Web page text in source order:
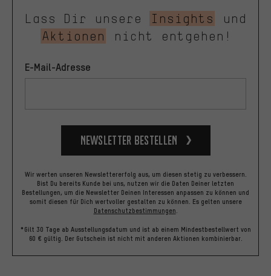
Lass Dir unsere
Insights
und
Aktionen
nicht entgehen!
E-Mail-Adresse
Newsletter bestellen
Wir werten unseren Newslettererfolg aus, um diesen stetig zu verbessern.
Bist Du bereits Kunde bei uns, nutzen wir die Daten Deiner letzten
Bestellungen, um die Newsletter Deinen Interessen anpassen zu können und
somit diesen für Dich wertvoller gestalten zu können. Es gelten unsere
Datenschutzbestimmungen.
*Gilt 30 Tage ab Ausstellungsdatum und ist ab einem Mindestbestellwert von
60 € gültig. Der Gutschein ist nicht mit anderen Aktionen kombinierbar.